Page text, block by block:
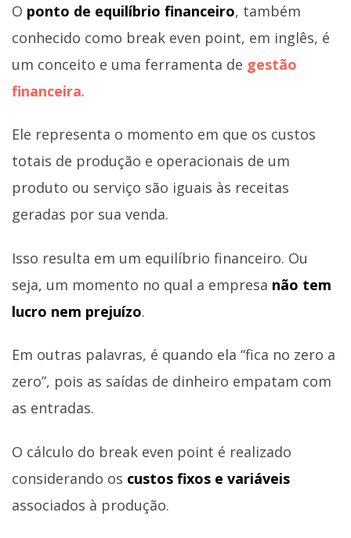
O ponto de equilíbrio financeiro, também
conhecido como break even point, em inglês, é
um conceito e uma ferramenta de gestão
financeira.
Ele representa o momento em que os custos
totais de produção e operacionais de um
produto ou serviço são iguais às receitas
geradas por sua venda.
Isso resulta em um equilíbrio financeiro. Ou
seja, um momento no qual a empresa não tem
lucro nem prejuízo.
Em outras palavras, é quando ela “fica no zero a
zero”, pois as saídas de dinheiro empatam com
as entradas.
O cálculo do break even point é realizado
considerando os custos fixos e variáveis
associados à produção.